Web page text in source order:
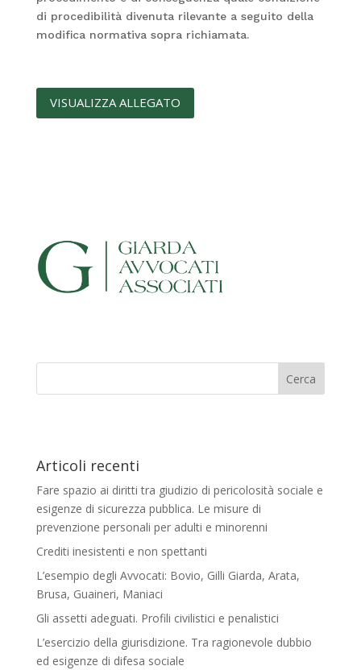
di procedibilità divenuta rilevante a seguito della
modifica normativa sopra richiamata.
VISUALIZZA ALLEGATO
Articoli recenti
Fare spazio ai diritti tra giudizio di pericolosità sociale e
esigenze di sicurezza pubblica. Le misure di
prevenzione personali per adulti e minorenni
Crediti inesistenti e non spettanti
L’esempio degli Avvocati: Bovio, Gilli Giarda, Arata,
Brusa, Guaineri, Maniaci
Gli assetti adeguati. Profili civilistici e penalistici
L’esercizio della giurisdizione. Tra ragionevole dubbio
ed esigenze di difesa sociale